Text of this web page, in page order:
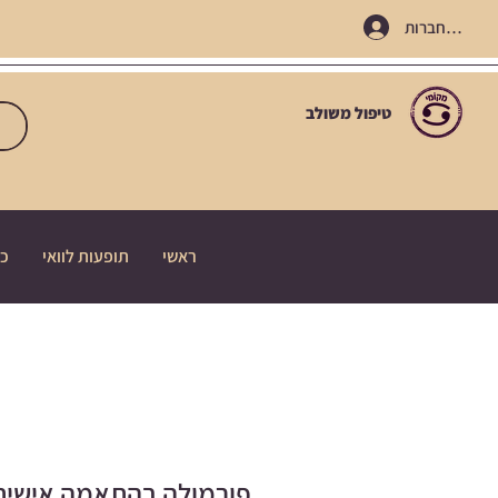
התחברות
טיפול משולב
ראשי תופעות לוואי